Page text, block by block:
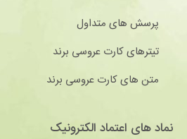
پرسش های متداول
تیترهای کارت عروسی برند
متن های کارت عروسی برند
نماد های اعتماد الکترونیک